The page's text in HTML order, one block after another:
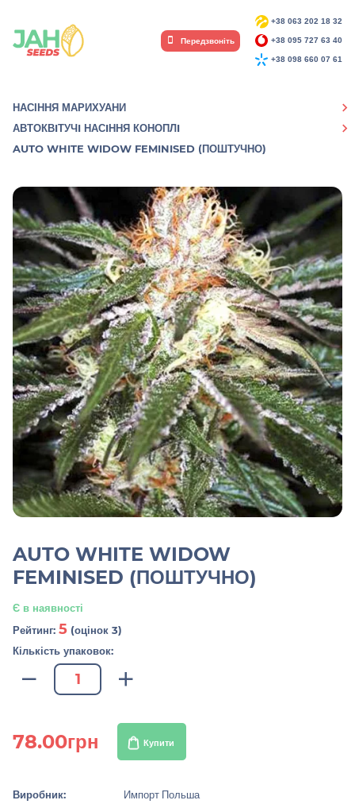
+38 063 202 18 32
+38 095 727 63 40
+38 098 660 07 61
Передзвоніть
НАСІННЯ МАРИХУАНИ
АВТОКВIТУЧI НАСIННЯ КОНОПЛI
AUTO WHITE WIDOW FEMINISED (ПОШТУЧНО)
AUTO WHITE WIDOW
FEMINISED (ПОШТУЧНО)
Є в наявності
Рейтинг: 5 (оцінок 3)
Кількість упаковок:
78.00грн Купити
Виробник:
Импорт Польша